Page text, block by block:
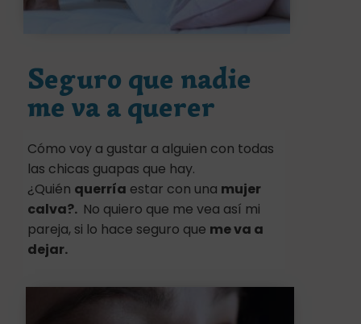
Seguro que nadie
me va a querer
Cómo voy a gustar a alguien con todas
las chicas guapas que hay.
¿Quién querría estar con una mujer
calva?. No quiero que me vea así mi
pareja, si lo hace seguro que me va a
dejar.